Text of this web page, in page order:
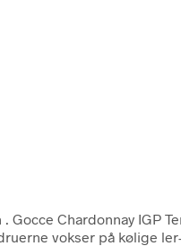
. Gocce Chardonnay IGP
vokser på kølige